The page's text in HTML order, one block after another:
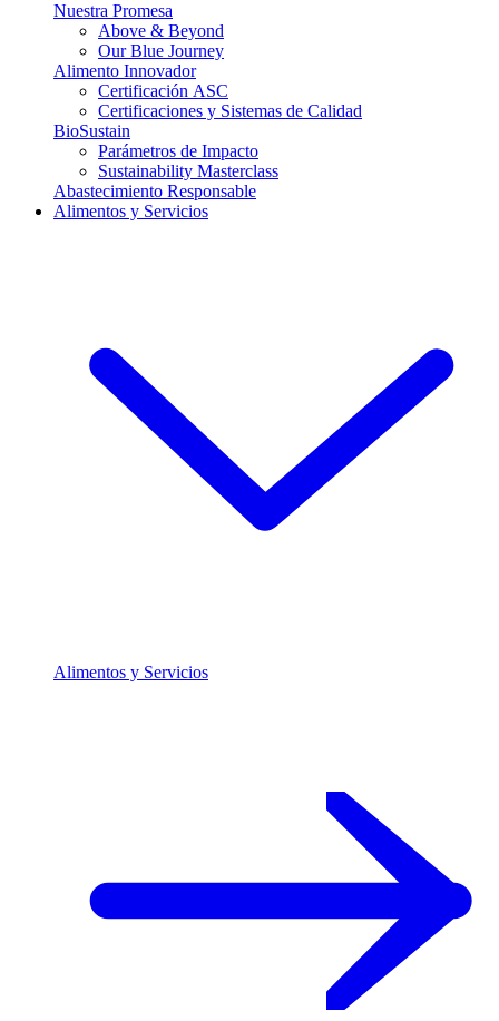
Nuestra Promesa
Above & Beyond
Our Blue Journey
Alimento Innovador
Certificación ASC
Certificaciones y Sistemas de Calidad
BioSustain
Parámetros de Impacto
Sustainability Masterclass
Abastecimiento Responsable
Alimentos y Servicios
Alimentos y Servicios